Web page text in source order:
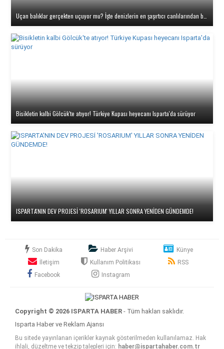
Bisikletin kalbi Gölcük'te atıyor! Türkiye Kupası heyecanı Isparta'da sürüyor
ISPARTA'NIN DEV PROJESİ 'ROSARIUM' YILLAR SONRA YENİDEN GÜNDEMDE!
Son Dakika Haber Arşivi
Künye
İletişim
Kullanım Politikası
RSS
Facebook
Instagram
Copyright © 2026 ISPARTA HABER - Tüm hakları saklıdır.
Isparta Haber ve Reklam Ajansı
Bu sitede yayınlanan içerikler kaynak gösterilmeden kullanılamaz. Hak
ihlali, düzeltme ve tekzip talepleri için: haber@ispartahaber.com.tr